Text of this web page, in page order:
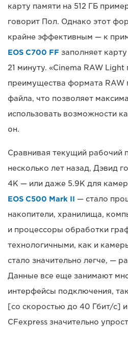
карту памяти на 512 ГБ
говорит Пол. Однако этот
крайне эффективным — к
EOS C700 FF заполняет
21 минуту. «Cinema RAW Light
преимущества формата
файла, что позволяет
использовать возможности
он.
Сравнивая текущий рабочий
несколько лет назад, Дэвид
4K — или даже 5.9K для
EOS C500 Mark II — стало
накопители, хранилища,
и процессоры обработки
технологичными, как и
стало значительно легче, —
Данные все еще занимают
интерфейсы подключения,
[со скоростью до 40 Гбит/с]
CFexpress значительно